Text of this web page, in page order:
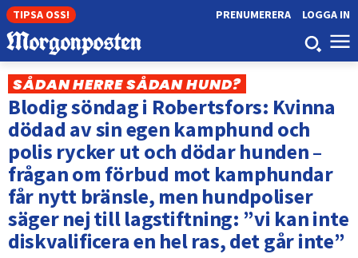
TIPSA OSS! LOGGA IN
PRENUMERERA
SÅDAN HERRE SÅDAN HUND?
Blodig söndag i Robertsfors: Kvinna
dödad av sin egen kamphund och
polis rycker ut och dödar hunden –
frågan om förbud mot kamphundar
får nytt bränsle, men hundpoliser
säger nej till lagstiftning: ”vi kan inte
diskvalificera en hel ras, det går inte”